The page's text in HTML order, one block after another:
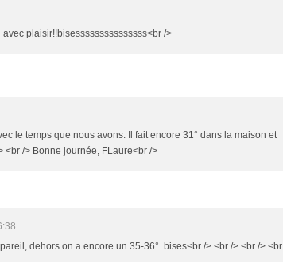
plaisir!!bisesssssssssssssss<br />
le temps que nous avons. Il fait encore 31° dans la maison et
<br /> Bonne journée, FLaure<br />
dehors on a encore un 35-36° bises<br /> <br /> <br /> <br